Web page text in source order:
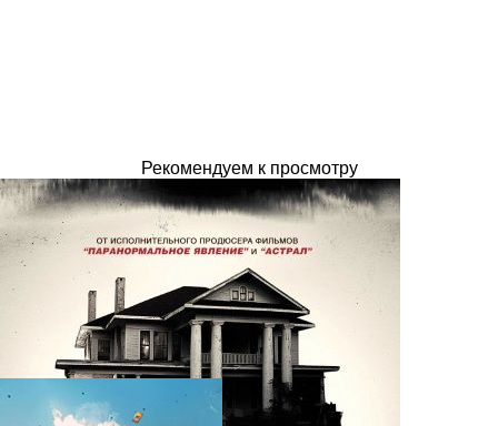
Рекомендуем к просмотру